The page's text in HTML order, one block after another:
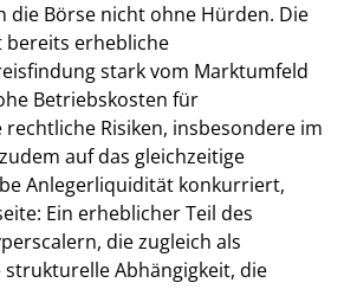
die Börse nicht ohne Hürden. Die
bereits erhebliche
stark vom Marktumfeld
Betriebskosten für
Risiken, insbesondere im
auf das gleichzeitige
Anlegerliquidität konkurriert,
Ein erheblicher Teil des
die zugleich als
Abhängigkeit, die